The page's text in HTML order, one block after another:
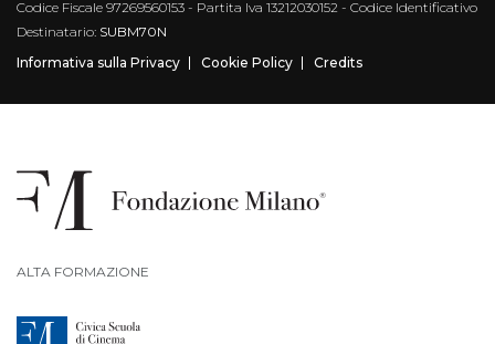
Codice Fiscale 97269560153 - Partita Iva 13212030152 - Codice Identificativo
Destinatario: SUBM70N
Informativa sulla Privacy
Cookie Policy Credits
ALTA FORMAZIONE